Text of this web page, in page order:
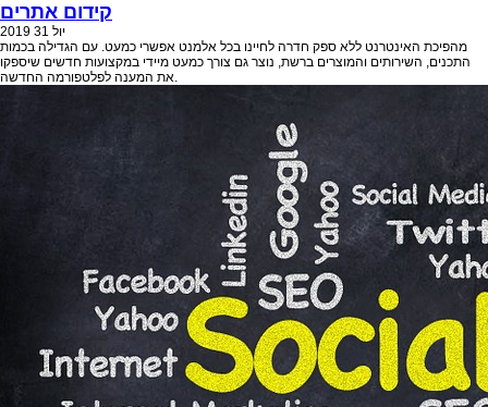
קידום אתרים
יול 31
2019
מהפיכת האינטרנט ללא ספק חדרה לחיינו בכל אלמנט אפשרי כמעט. עם הגדילה בכמות
התכנים, השירותים והמוצרים ברשת, נוצר גם צורך כמעט מיידי במקצועות חדשים שיספקו
את המענה לפלטפורמה החדשה.